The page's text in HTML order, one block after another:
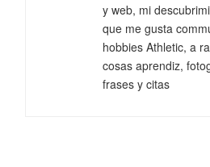
y web, mi
que me gusta
hobbies Athletic, a
cosas aprendiz,
frases y citas